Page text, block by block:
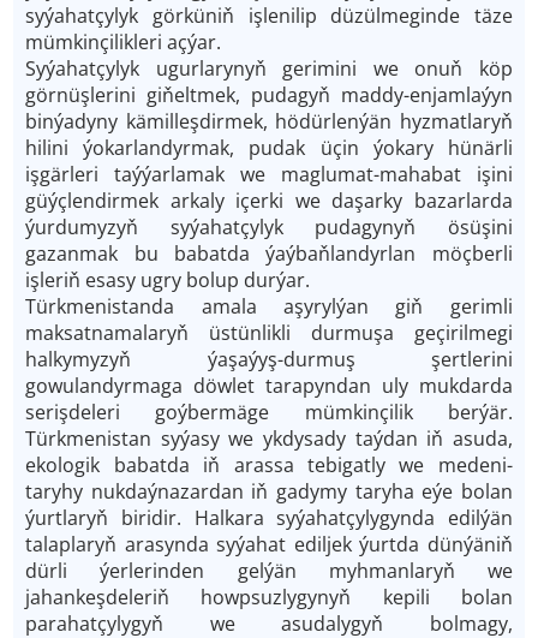
syýahatçylyk görküniň işlenilip düzülmeginde täze
mümkinçilikleri açýar.
Syýahatçylyk ugurlarynyň gerimini we onuň köp
görnüşlerini giňeltmek, pudagyň maddy-enjamlaýyn
binýadyny kämilleşdirmek, hödürlenýän hyzmatlaryň
hilini ýokarlandyrmak, pudak üçin ýokary hünärli
işgärleri taýýarlamak we maglumat-mahabat işini
güýçlendirmek arkaly içerki we daşarky bazarlarda
ýurdumyzyň syýahatçylyk pudagynyň ösüşini
gazanmak bu babatda ýaýbaňlandyrlan möçberli
işleriň esasy ugry bolup durýar.
Türkmenistanda amala aşyrylýan giň gerimli
maksatnamalaryň üstünlikli durmuşa geçirilmegi
halkymyzyň ýaşaýyş-durmuş şertlerini
gowulandyrmaga döwlet tarapyndan uly mukdarda
serişdeleri goýbermäge mümkinçilik berýär.
Türkmenistan syýasy we ykdysady taýdan iň asuda,
ekologik babatda iň arassa tebigatly we medeni-
taryhy nukdaýnazardan iň gadymy taryha eýe bolan
ýurtlaryň biridir. Halkara syýahatçylygynda edilýän
talaplaryň arasynda syýahat ediljek ýurtda dünýäniň
dürli ýerlerinden gelýän myhmanlaryň we
jahankeşdeleriň howpsuzlygynyň kepili bolan
parahatçylygyň we asudalygyň bolmagy,